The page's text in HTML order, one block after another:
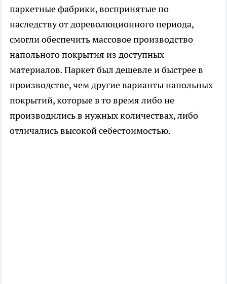
паркетные фабрики, воспринятые по
наследству от дореволюционного периода,
смогли обеспечить массовое производство
напольного покрытия из доступных
материалов. Паркет был дешевле и быстрее в
производстве, чем другие варианты напольных
покрытий, которые в то время либо не
производились в нужных количествах, либо
отличались высокой себестоимостью.